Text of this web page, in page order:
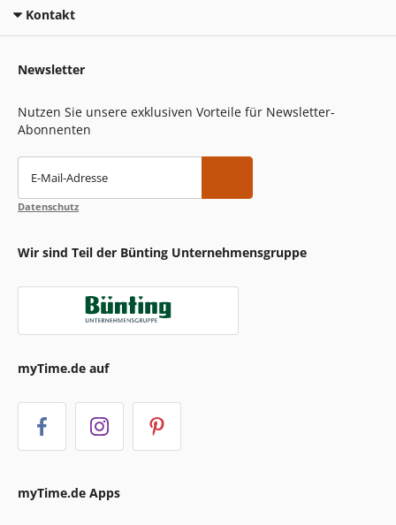
Kontakt
Newsletter
Nutzen Sie unsere exklusiven Vorteile für Newsletter-
Abonnenten
E-Mail-Adresse
Datenschutz
Wir sind Teil der Bünting Unternehmensgruppe
myTime.de auf
myTime.de Apps